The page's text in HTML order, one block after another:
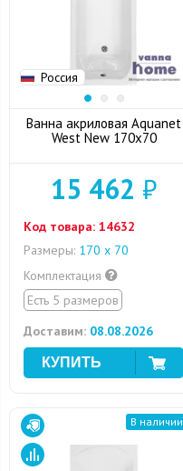
Россия
Ванна акриловая Aquanet
West New 170x70
15 462 ₽
Код товара: 14632
Размеры: 170 х 70
Комплектация
Есть 5 размеров
Доставим: 08.08.2026
В наличии